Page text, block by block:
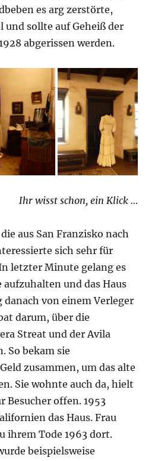
es arg zerstörte,
und sollte auf Geheiß der
abgerissen werden.
Ihr wisst schon, ein Klick …
aus San Franzisko nach
sich sehr für
letzter Minute gelang es
und das Haus
danach von einem Verleger
darum, über die
Streat und der Avila
So bekam sie
zusammen, um das alte
Sie wohnte auch da, hielt
Besucher offen. 1953
das Haus. Frau
ihrem Tode 1963 dort.
beispielsweise